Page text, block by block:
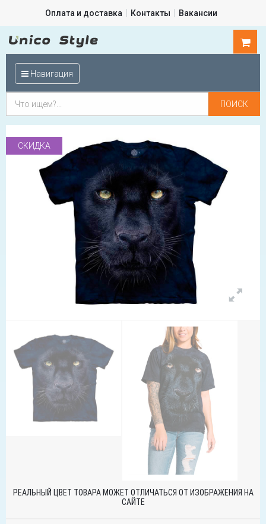
Оплата и доставка Контакты Вакансии
Навигация
СКИДКА
РЕАЛЬНЫЙ ЦВЕТ ТОВАРА МОЖЕТ ОТЛИЧАТЬСЯ ОТ ИЗОБРАЖЕНИЯ НА
САЙТЕ